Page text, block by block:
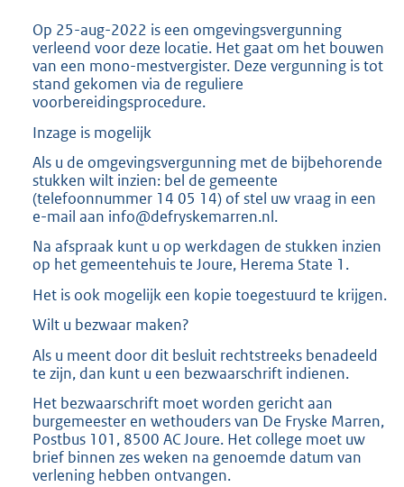
e
5
7
Op 25-aug-2022 is een omgevingsvergunning
verleend voor deze locatie. Het gaat om het bouwen
van een mono-mestvergister. Deze vergunning is tot
stand gekomen via de reguliere
voorbereidingsprocedure.
Inzage is mogelijk
Als u de omgevingsvergunning met de bijbehorende
stukken wilt inzien: bel de gemeente
(telefoonnummer 14 05 14) of stel uw vraag in een
e-mail aan info@defryskemarren.nl.
Na afspraak kunt u op werkdagen de stukken inzien
op het gemeentehuis te Joure, Herema State 1.
Het is ook mogelijk een kopie toegestuurd te krijgen.
Wilt u bezwaar maken?
Als u meent door dit besluit rechtstreeks benadeeld
te zijn, dan kunt u een bezwaarschrift indienen.
Het bezwaarschrift moet worden gericht aan
burgemeester en wethouders van De Fryske Marren,
Postbus 101, 8500 AC Joure. Het college moet uw
brief binnen zes weken na genoemde datum van
verlening hebben ontvangen.